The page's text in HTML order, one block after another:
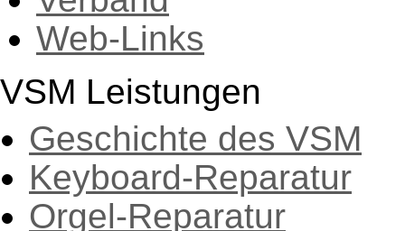
Web-Links
VSM Leistungen
Geschichte des VSM
Keyboard-Reparatur
Orgel-Reparatur